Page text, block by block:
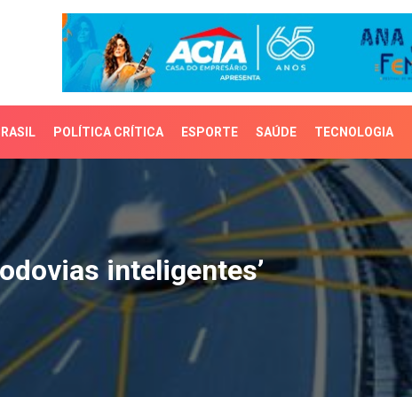
POLÍTICA CRÍTICA ESPORTE SAÚDE TECNOLOGIA
inteligentes’
inteligentes’